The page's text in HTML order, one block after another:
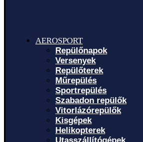
AEROSPORT
Repülőnapok
Versenyek
Repülőterek
Műrepülés
Sportrepülés
Szabadon repülők
Vitorlázórepülők
Kisgépek
Helikopterek